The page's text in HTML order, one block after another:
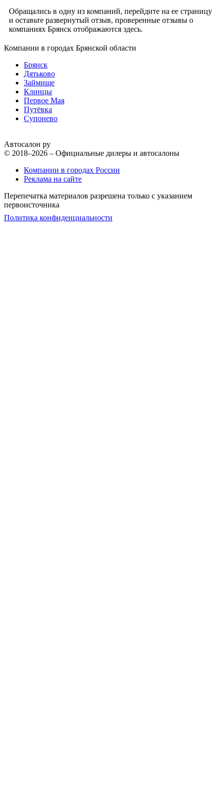
Обращались в одну из компаний, перейдите на ее страницу
и оставьте развернутый отзыв, проверенные отзывы о
компаниях Брянск отображаются здесь.
Компании в городах Брянской области
Брянск
Дятьково
Займище
Клинцы
Первое Мая
Путёвка
Супонево
Автосалон ру
© 2018–2026 – Официальные дилеры и автосалоны
Компании в городах России
Реклама на сайте
Перепечатка материалов разрешена только с указанием
первоисточника
Политика конфиденциальности